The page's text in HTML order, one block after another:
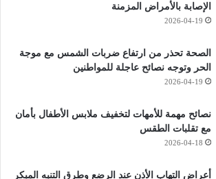
الإصابة بالأمراض المزمنة
2026-04-19
الصحة تحذر من ارتفاع ضربات الشمس مع موجة
الحر وتوجه نصائح عاجلة للمواطنين
2026-04-19
نصائح مهمة للأمهات لتخفيف ملابس الأطفال بأمان
مع تقلبات الطقس
2026-04-18
أعراض التهاب الأذن عند الرضع وطرق التنبه المبكر